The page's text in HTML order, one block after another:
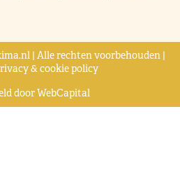
| Alle rechten voorbehouden |
& cookie policy
doorWebCapital